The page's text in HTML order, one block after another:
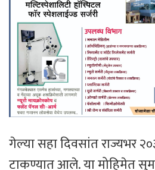
गेल्या सहा दिवसांत राज्यभर
टाकण्यात आले. या मोहिमेत